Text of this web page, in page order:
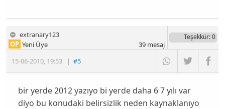
extranary123
15-06-2010, 19:53 |#5
OP Yeni Üye
Teşekkür: 0
39mesaj
bir yerde 2012 yazıyo bi yerde daha 6 7 yılı var
diyo bu konudaki belirsizlik neden kaynaklanıyo